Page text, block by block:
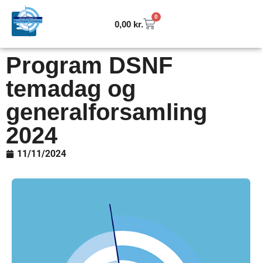
0,00 kr.
0
Program DSNF
temadag og
generalforsamling
2024
11/11/2024